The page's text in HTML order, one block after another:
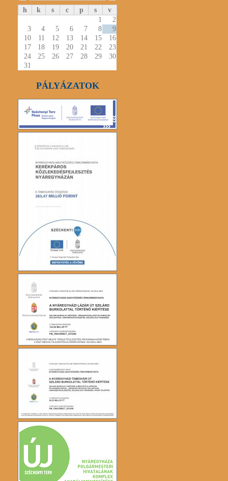
h k s c p s
v
1
2
3
4 5 6 7 8
9
10
11 12 13 14 15
16
17
18 19 20 21 22
23
24
25 26 27 28 29
30
31
PÁLYÁZATOK